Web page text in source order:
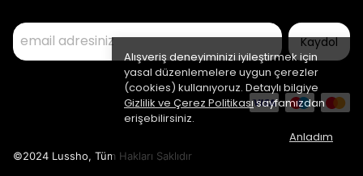
Alışveriş deneyiminizi iyileştirmek için
yasal düzenlemelere uygun çerezler
(cookies) kullanıyoruz. Detaylı bilgiye
Gizlilik ve Çerez Politikasısayfamızdan
erişebilirsiniz.
Anladım
Kaydol
©2024 Lussho, Tüm Hakları Saklıdır